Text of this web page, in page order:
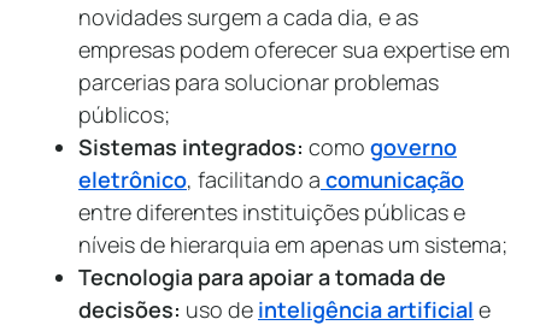
novidades surgem a cada dia, e as
empresas podem oferecer sua expertise em
parcerias para solucionar problemas
públicos;
Sistemas integrados: como governo
eletrônico, facilitando a comunicação
entre diferentes instituições públicas e
níveis de hierarquia em apenas um sistema;
Tecnologia para apoiar a tomada de
decisões: uso de inteligência artificial e